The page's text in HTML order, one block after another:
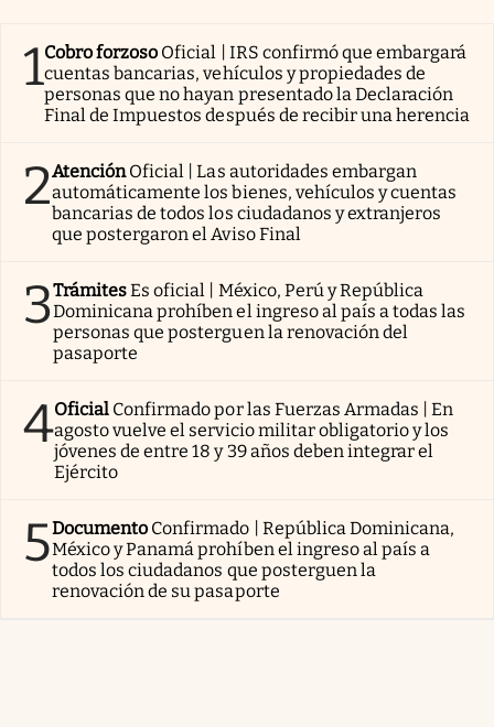
1Cobro forzoso Oficial | IRS confirmó que embargará
cuentas bancarias, vehículos y propiedades de
personas que no hayan presentado la Declaración
Final de Impuestos después de recibir una herencia
2AtenciónOficial | Las autoridades embargan
automáticamente los bienes, vehículos y cuentas
bancarias de todos los ciudadanos y extranjeros
que postergaron el Aviso Final
3TrámitesEs oficial | México, Perú y República
Dominicana prohíben el ingreso al país a todas las
personas que posterguen la renovación del
pasaporte
4Oficial Confirmado por las Fuerzas Armadas | En
agosto vuelve el servicio militar obligatorio y los
jóvenes de entre 18 y 39 años deben integrar el
Ejército
5Documento Confirmado | República Dominicana,
México y Panamá prohíben el ingreso al país a
todos los ciudadanos que posterguen la
renovación de su pasaporte